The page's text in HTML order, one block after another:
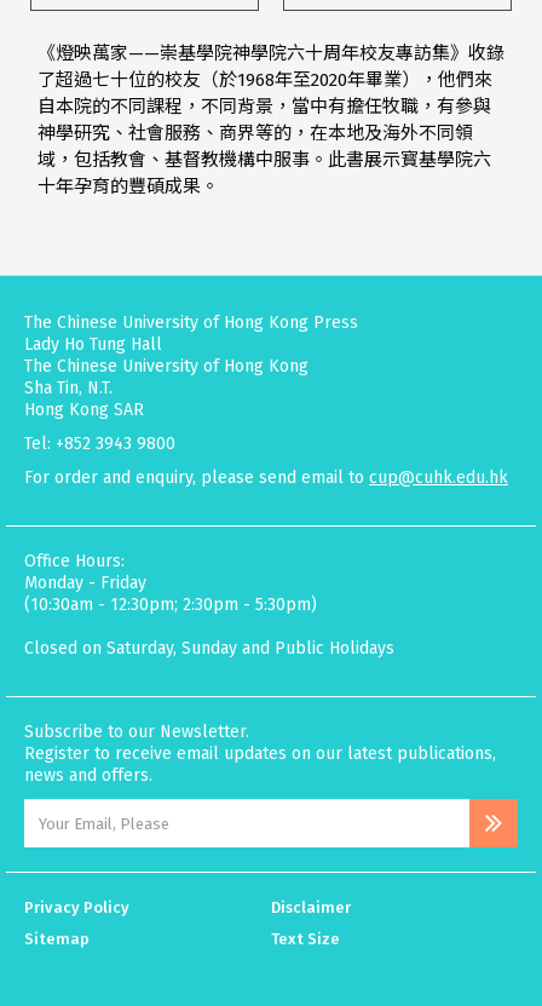
《燈映萬家——崇基學院神學院六十周年校友專訪集》收錄
了超過七十位的校友（於1968年至2020年畢業），他們來
自本院的不同課程，不同背景，當中有擔任牧職，有參與
神學研究、社會服務、商界等的，在本地及海外不同領
域，包括教會、基督教機構中服事。此書展示寳基學院六
十年孕育的豐碩成果。
The Chinese University of Hong Kong Press
Lady Ho Tung Hall
The Chinese University of Hong Kong
Sha Tin, N.T.
Hong Kong SAR
Tel: +852 3943 9800
For order and enquiry, please send email to cup@cuhk.edu.hk
Office Hours:
Monday - Friday
(10:30am - 12:30pm; 2:30pm - 5:30pm)
Closed on Saturday, Sunday and Public Holidays
Subscribe to our Newsletter.
Register to receive email updates on our latest publications,
news and offers.
Privacy Policy
Disclaimer
Sitemap
Text Size